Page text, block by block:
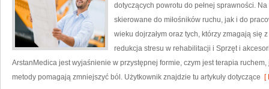
dotyczących powrotu do pełnej sprawności.
skierowane do miłośników ruchu, jak i do
wieku dojrzałym oraz tych, którzy zmagają się
redukcja stresu w rehabilitacji i Sprzęt i
ArstanMedica jest wyjaśnienie w przystępnej formie, czym jest terapia
metody pomagają zmniejszyć ból. Użytkownik znajdzie tu artykuły dotyczące [